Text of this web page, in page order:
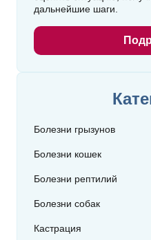
дальнейшие шаги.
Болезни грызунов
Болезни кошек
Болезни рептилий
Болезни собак
Кастрация